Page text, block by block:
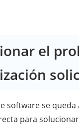
el
software se
para